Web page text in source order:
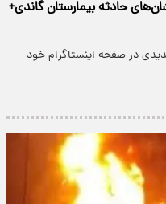
حادثه بیمارستان گاندی+
در صفحه اینستاگرام خود